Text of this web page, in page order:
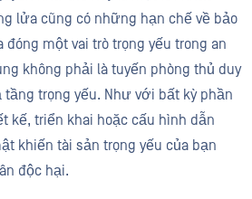
lửa cũng có những hạn chế về bảo
một vai trò trọng yếu trong an
không phải là tuyến phòng thủ duy
trọng yếu. Như với bất kỳ phần
kế, triển khai hoặc cấu hình dẫn
khiến tài sản trọng yếu của bạn
độc hại.